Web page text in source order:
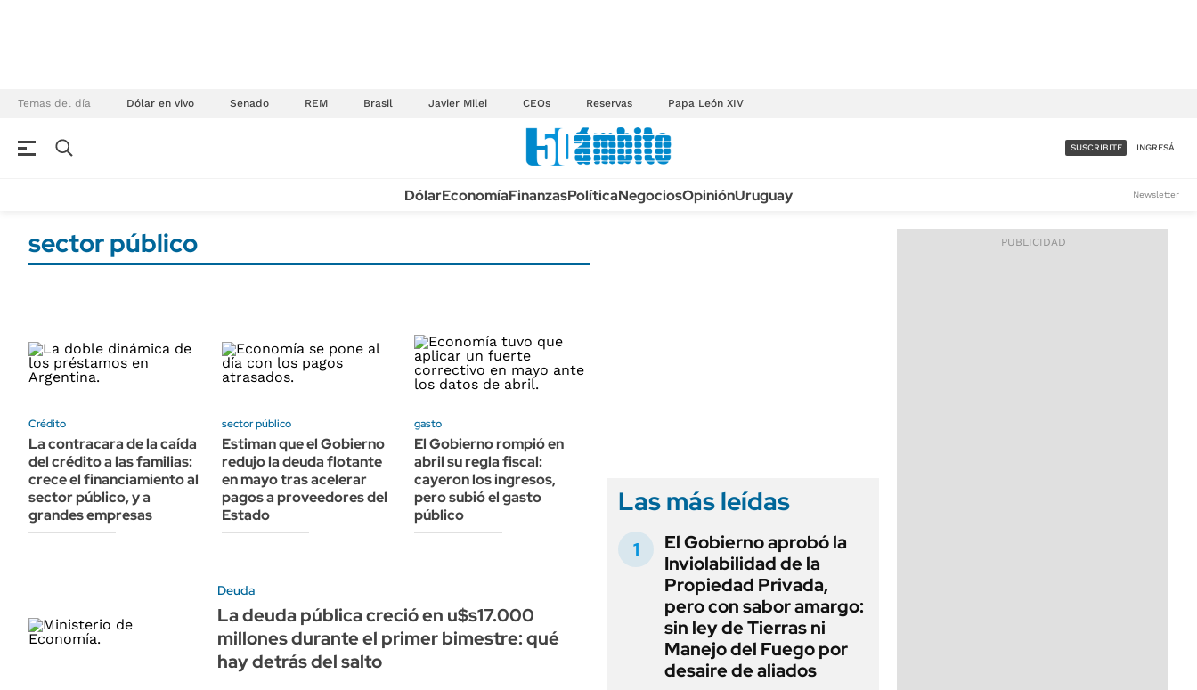
Temas del día Dólar en vivo Senado REM Brasil Javier Milei CEOs Reservas Papa León XIV
Banco de Datos
Dólar
Mercados
MEDIAKIT AMBITO DEBATE
POLÍTICA
Municipios
URUGUAY
TECNOLOGÍA
OPINIÓN
ESPECTÁCULOS
DEPORTES
AUTOS
ACCESO FULL - $1.800/MES
SUSCRIBITE INGRESÁ
DólarEconomíaFinanzasPolíticaNegociosOpiniónUruguay Newsletter
sector público
Crédito
La contracara de la caída
del crédito a las familias:
crece el financiamiento al
sector público, y a
grandes empresas
sector público
Estiman que el Gobierno
redujo la deuda flotante
en mayo tras acelerar
pagos a proveedores del
Estado
gasto
El Gobierno rompió en
abril su regla fiscal:
cayeron los ingresos,
pero subió el gasto
público
Deuda
La deuda pública creció en u$s17.000
millones durante el primer bimestre: qué
hay detrás del salto
Las más leídas
El Gobierno aprobó la
Inviolabilidad de la
Propiedad Privada,
pero con sabor amargo:
sin ley de Tierras ni
Manejo del Fuego por
desaire de aliados